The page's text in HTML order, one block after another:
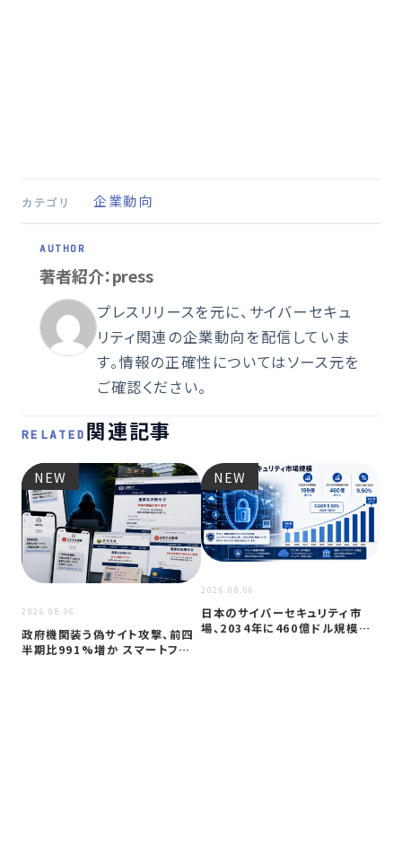
カテゴリ 企業動向
著者紹介：press
プレスリリースを元に、サイバーセキュ
リティ関連の企業動向を配信していま
す。情報の正確性についてはソース元を
ご確認ください。
RELATED 関連記事
NEW
2026.08.06
政府機関装う偽サイト攻撃、前四
半期比991%増か スマートフォン
NEW
2026.08.06
日本のサイバーセキュリティ市
場、2034年に460億ドル規模へ